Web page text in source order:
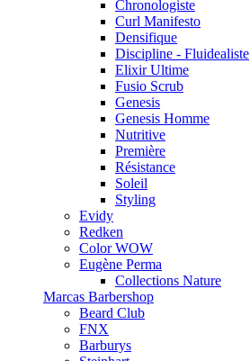
Chronologiste
Curl Manifesto
Densifique
Discipline - Fluidealiste
Elixir Ultime
Fusio Scrub
Genesis
Genesis Homme
Nutritive
Première
Résistance
Soleil
Styling
Evidy
Redken
Color WOW
Eugène Perma
Collections Nature
Marcas Barbershop
Beard Club
FNX
Barburys